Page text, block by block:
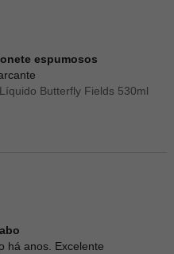
espumosos
Butterfly Fields 530ml
há anos. Excelente